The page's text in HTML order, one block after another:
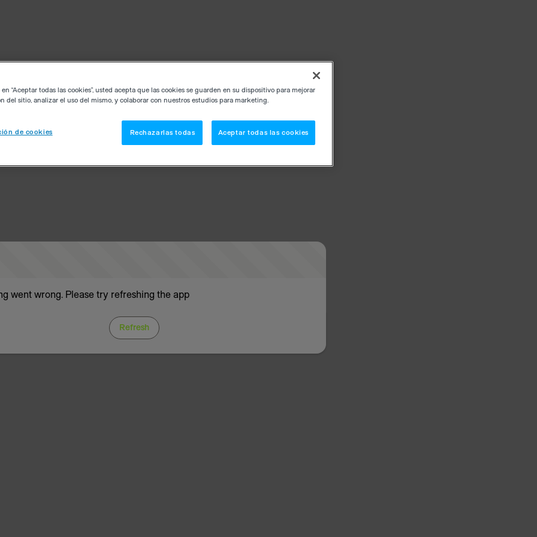
went wrong. Please try refreshing the app
Refresh
“Aceptar todas las cookies”, usted acepta que las cookies se guarden en su dispositivo para mejorar
del sitio, analizar el uso del mismo, y colaborar con nuestros estudios para marketing.
de cookies Rechazarlas todas Aceptar todas las cookies